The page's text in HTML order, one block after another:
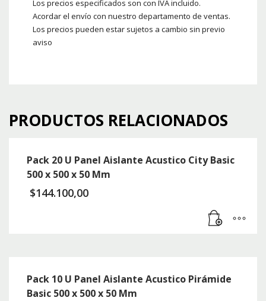
Los precios especificados son con IVA incluido.
Acordar el envío con nuestro departamento de ventas.
Los precios pueden estar sujetos a cambio sin previo
aviso
PRODUCTOS RELACIONADOS
Pack 20 U Panel Aislante Acustico City Basic
500 x 500 x 50 Mm
$144.100,00
Pack 10 U Panel Aislante Acustico Pirámide
Basic 500 x 500 x 50 Mm